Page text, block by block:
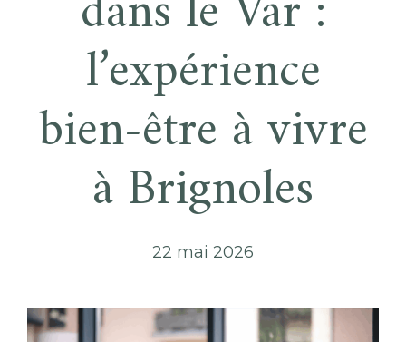
l’expérience
bien-être à vivre
à Brignoles
22 mai 2026